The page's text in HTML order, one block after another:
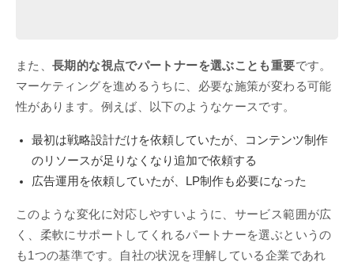
また、長期的な視点でパートナーを選ぶことも重要です。
マーケティングを進めるうちに、必要な施策が変わる可能
性があります。例えば、以下のようなケースです。
最初は戦略設計だけを依頼していたが、コンテンツ制作
のリソースが足りなくなり追加で依頼する
広告運用を依頼していたが、LP制作も必要になった
このような変化に対応しやすいように、サービス範囲が広
く、柔軟にサポートしてくれるパートナーを選ぶというの
も1つの基準です。自社の状況を理解している企業であれ